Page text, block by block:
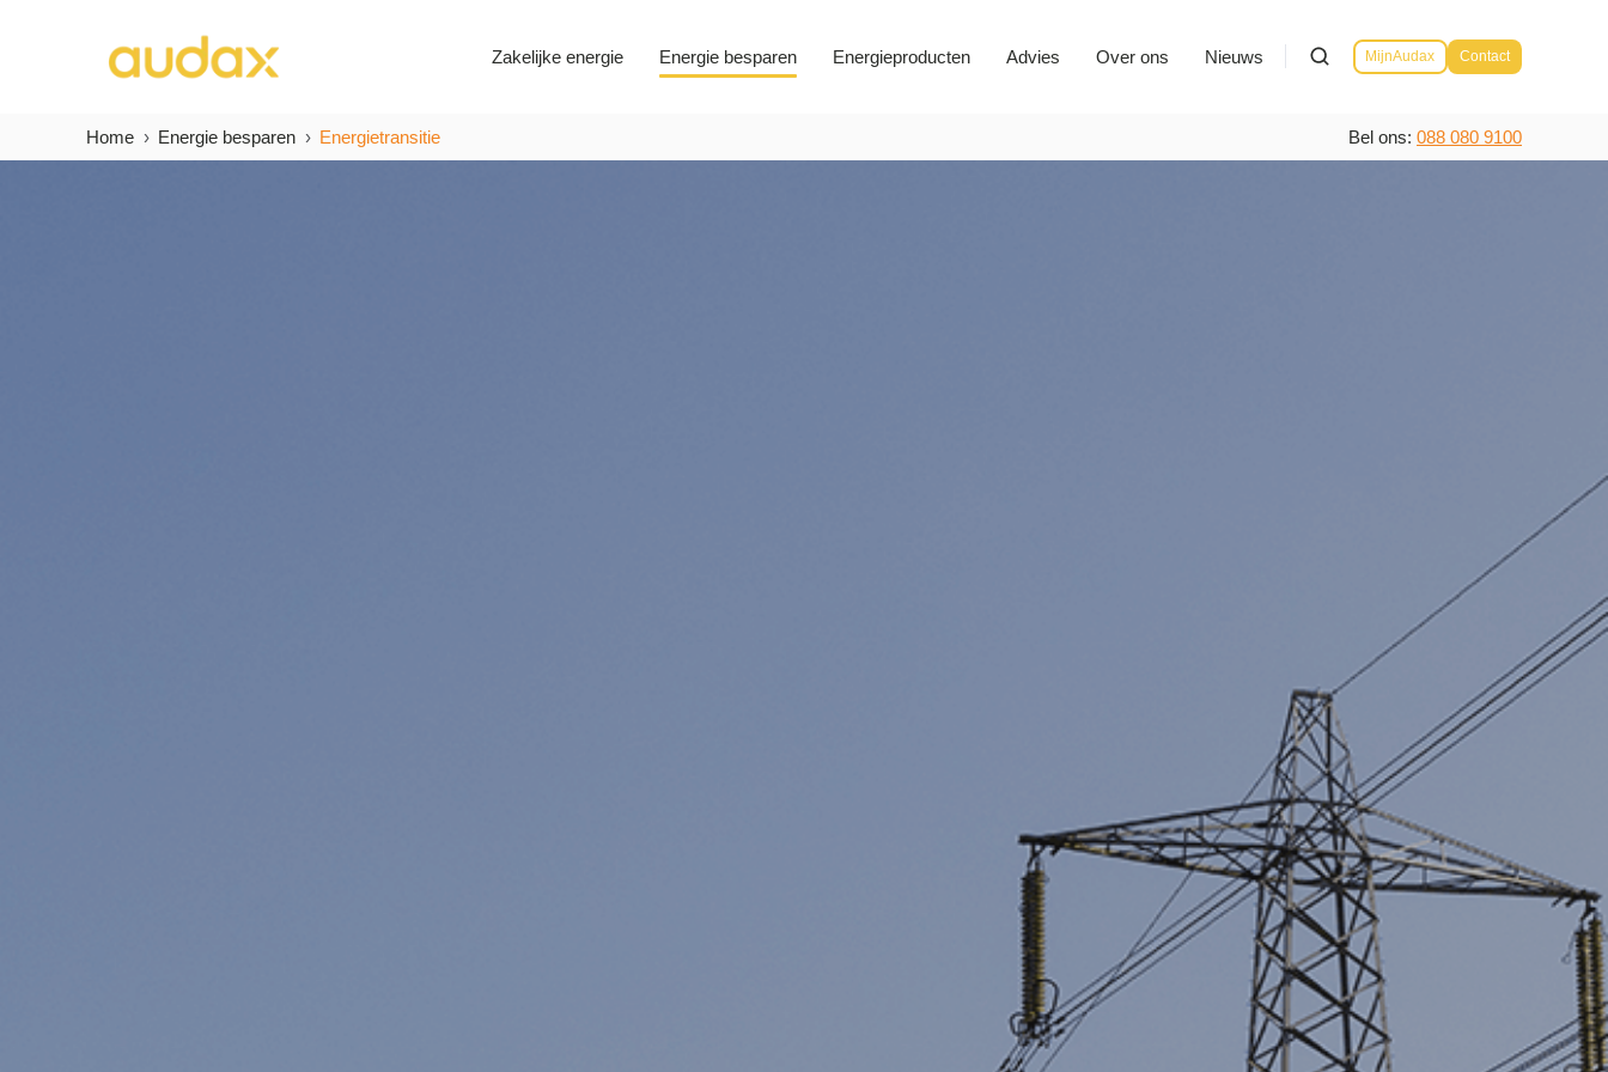
Zakelijke energie Energie besparen Energieproducten Advies Over ons Nieuws MijnAudax Contact
Home Energie besparen Energietransitie Bel ons: 088 080 9100